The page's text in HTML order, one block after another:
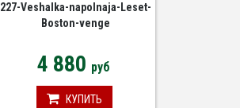
227-Veshalka-napolnaja-Leset-
Boston-venge
4 880 руб
КУПИТЬ